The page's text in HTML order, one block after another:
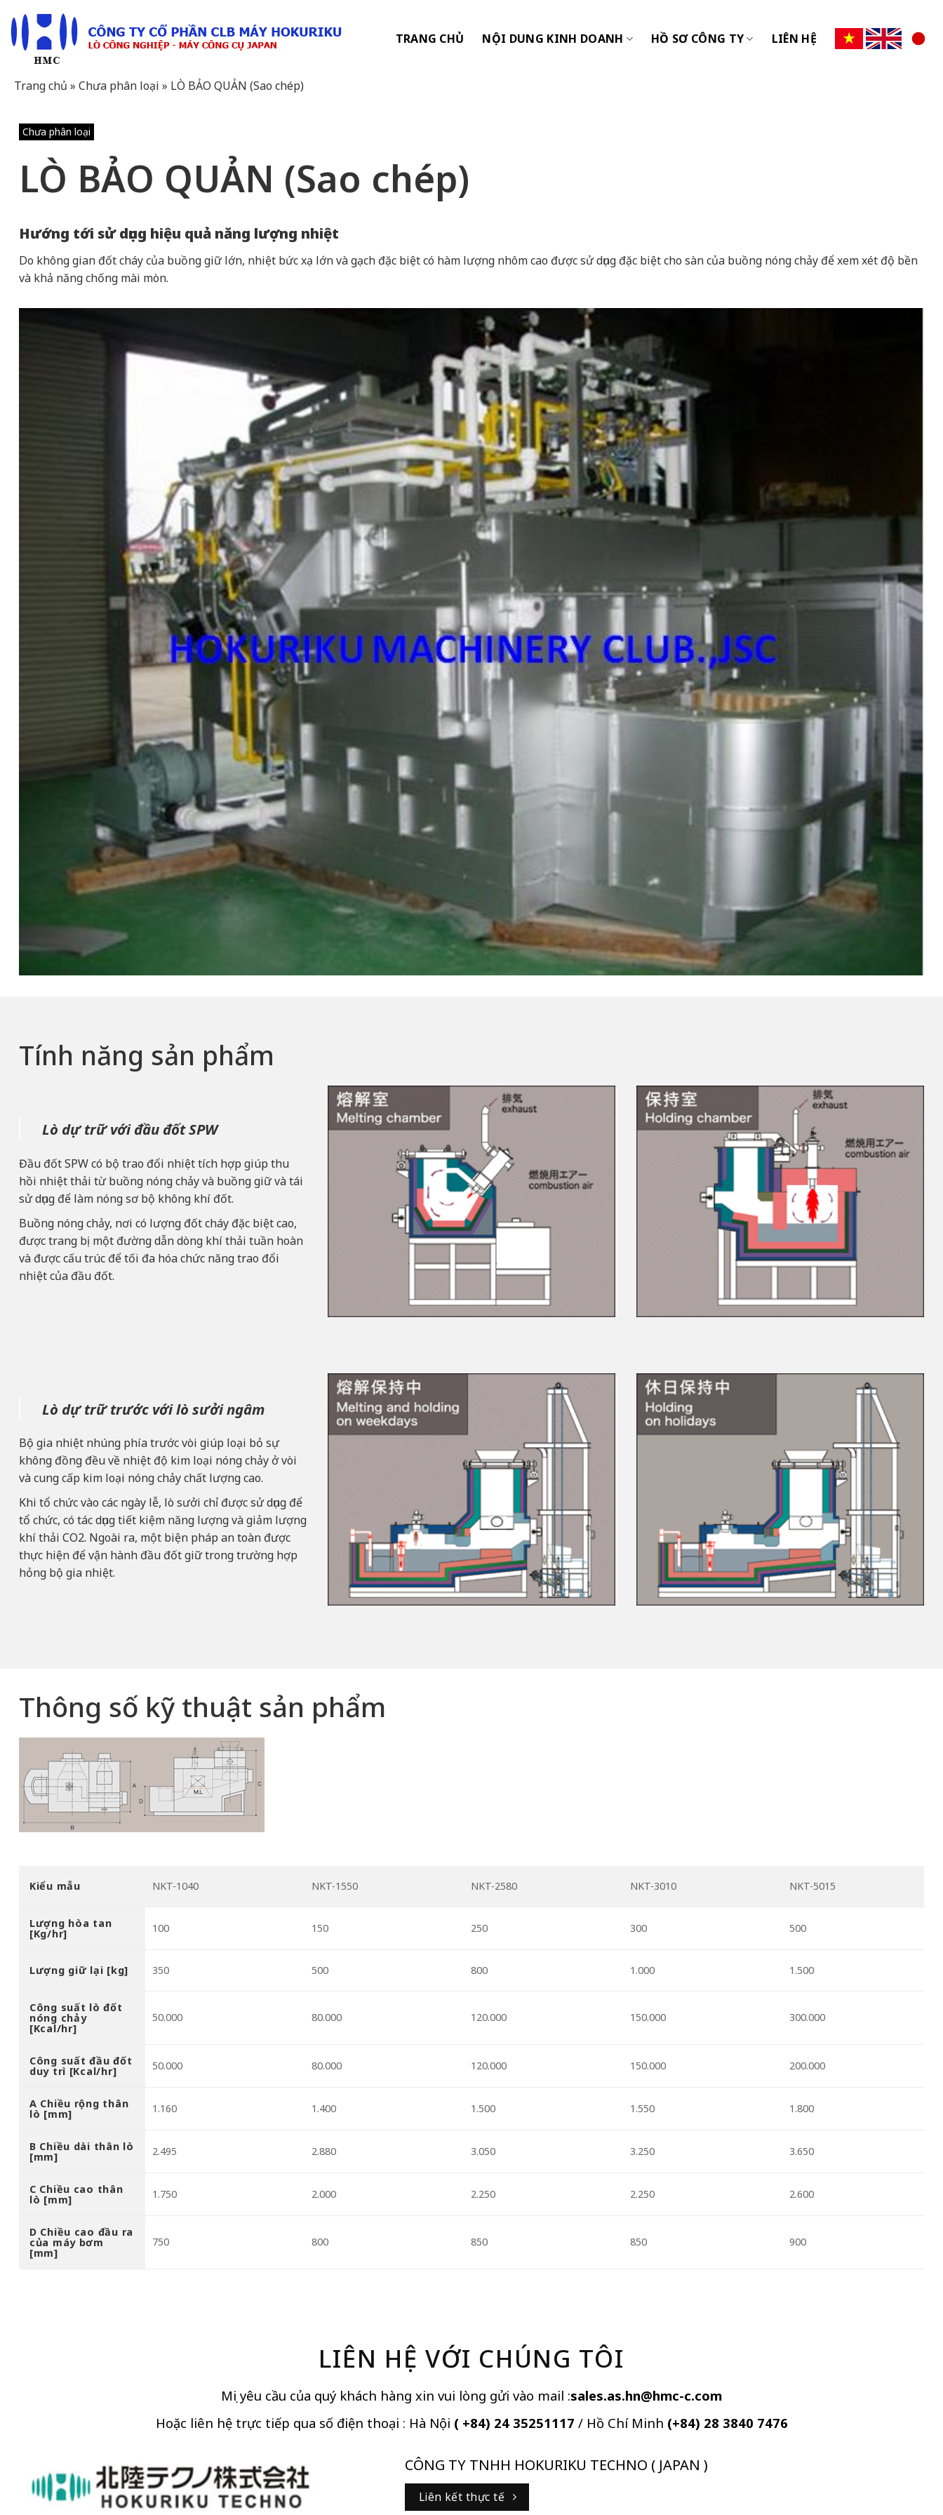
content
TRANG CHỦ NỘI DUNG KINH DOANH HỒ SƠ CÔNG TY LIÊN HỆ
Trang chủ » Chưa phân loại » LÒ BẢO QUẢN (Sao chép)
Chưa phân loại
LÒ BẢO QUẢN (Sao chép)
Hướng tới sử dụng hiệu quả năng lượng nhiệt
Do không gian đốt cháy của buồng giữ lớn, nhiệt bức xạ lớn và gạch đặc biệt có hàm lượng nhôm cao được sử dụng đặc biệt cho sàn của buồng nóng chảy để xem xét độ bền
và khả năng chống mài mòn.
Tính năng sản phẩm
Lò dự trữ với đầu đốt SPW
Đầu đốt SPW có bộ trao đổi nhiệt tích hợp giúp thu
hồi nhiệt thải từ buồng nóng chảy và buồng giữ và tái
sử dụng để làm nóng sơ bộ không khí đốt.
Buồng nóng chảy, nơi có lượng đốt cháy đặc biệt cao,
được trang bị một đường dẫn dòng khí thải tuần hoàn
và được cấu trúc để tối đa hóa chức năng trao đổi
nhiệt của đầu đốt.
Lò dự trữ trước với lò sưởi ngâm
Bộ gia nhiệt nhúng phía trước vòi giúp loại bỏ sự
không đồng đều về nhiệt độ kim loại nóng chảy ở vòi
và cung cấp kim loại nóng chảy chất lượng cao.
Khi tổ chức vào các ngày lễ, lò sưởi chỉ được sử dụng để
tổ chức, có tác dụng tiết kiệm năng lượng và giảm lượng
khí thải CO2. Ngoài ra, một biện pháp an toàn được
thực hiện để vận hành đầu đốt giữ trong trường hợp
hỏng bộ gia nhiệt.
Thông số kỹ thuật sản phẩm
Kiểu mẫu NKT-1040 NKT-1550 NKT-2580 NKT-3010 NKT-5015
Lượng hòa tan
[Kg/hr] 100 150 250 300 500
Lượng giữ lại [kg] 350 500 800 1.000 1.500
Công suất lò đốt
nóng chảy
[Kcal/hr]
50.000 80.000 120.000 150.000 300.000
Công suất đầu đốt
duy trì [Kcal/hr] 50.000 80.000 120.000 150.000 200.000
A Chiều rộng thân
lò [mm] 1.160 1.400 1.500 1.550 1.800
B Chiều dài thân lò
[mm] 2.495 2.880 3.050 3.250 3.650
C Chiều cao thân
lò [mm] 1.750 2.000 2.250 2.250 2.600
D Chiều cao đầu ra
của máy bơm
[mm]
750 800 850 850 900
LIÊN HỆ VỚI CHÚNG TÔI
Mọi yêu cầu của quý khách hàng xin vui lòng gửi vào mail :sales.as.hn@hmc-c.com
Hoặc liên hệ trực tiếp qua số điện thoại : Hà Nội ( +84) 24 35251117 / Hồ Chí Minh (+84) 28 3840 7476
CÔNG TY TNHH HOKURIKU TECHNO ( JAPAN )
Liên kết thực tế